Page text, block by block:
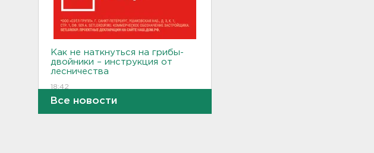
Как не наткнуться на грибы-
двойники – инструкция от
лесничества
18:42
По программе "Земский
Все новости